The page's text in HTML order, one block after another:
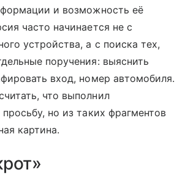
и возможность её
часто начинается не с
устройства, а с поиска тех,
поручения: выяснить
вход, номер автомобиля.
что выполнил
но из таких фрагментов
картина.